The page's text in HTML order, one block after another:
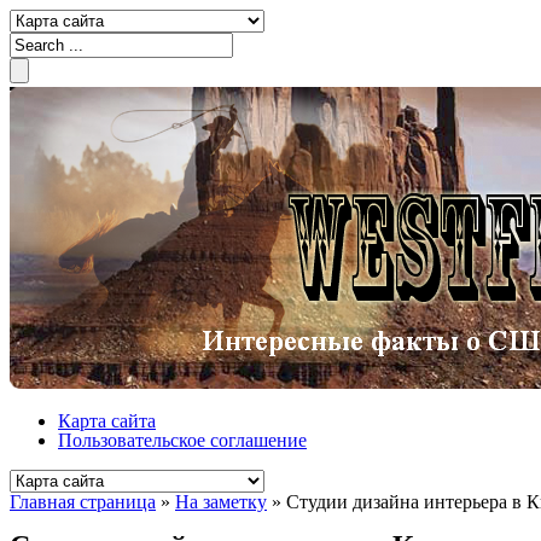
Карта сайта
Пользовательское соглашение
Главная страница » На заметку » Студии дизайна интерьера в